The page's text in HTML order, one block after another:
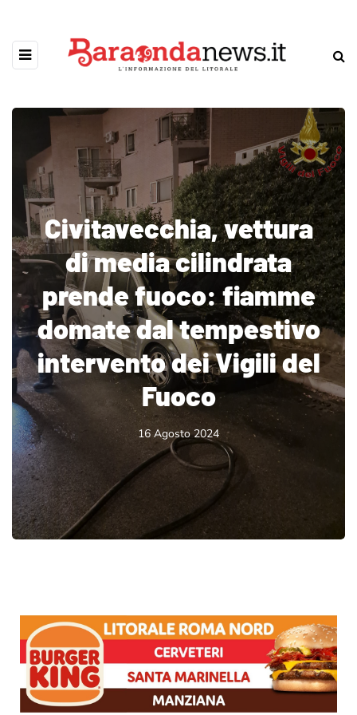
Civitavecchia, vettura
di media cilindrata
prende fuoco: fiamme
domate dal tempestivo
intervento dei Vigili del
Fuoco
16 Agosto 2024